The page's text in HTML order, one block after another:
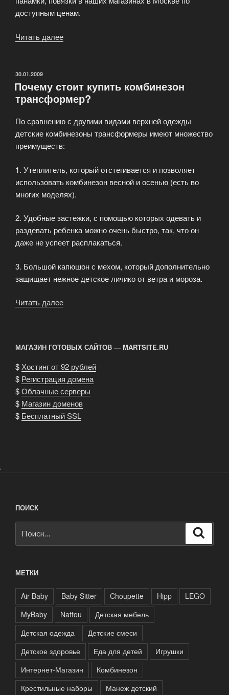
доступным ценам.
Читать далее
в
интернет-
ОПУБЛИКОВАНО
30.01.2009
Почему стоит купить комбинезон
трансформер?
По сравнению с другими видами верхней одежды
детские комбинезоны трансформеры имеют множество
преимуществ:
1. Утеплитель, который отстегивается и позволяет
использовать комбинезон весной и осенью (есть во
многих моделях).
2. Удобные застежки, с помощью которых одевать и
раздевать ребенка можно очень быстро, так, что он
даже не успеет расплакаться.
3. Большой капюшон с мехом, который дополнительно
защищает нежное детское личико от ветра и мороза.
Читать далее
трансформер?»
МАГАЗИН ГОТОВЫХ САЙТОВ — MARTSITE.RU
$ Хостинг от 92 рублей
$ Регистрация домена
$Облачные серверы
$ Магазин доменов
$ Бесплатный SSL
.
ПОИСК
МЕТКИ
Air Baby Baby Sitter Choupette Hipp
LEGO
MyBaby
Nattou
Детская мебель
Детская одежда
Детские смеси
Детское здоровье
Еда для детей
Игрушки
Интернет-Магазин
Комбинезон
Крестильные наборы
Манеж детский